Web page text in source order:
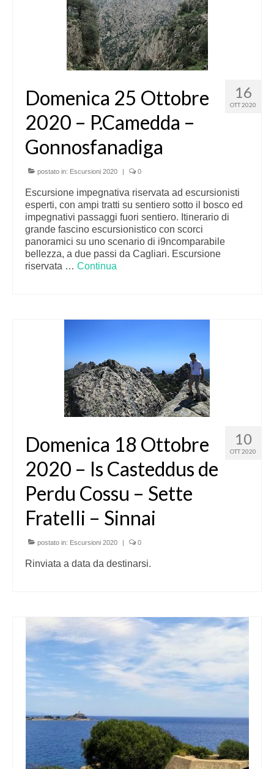
16
OTT 2020
Domenica 25 Ottobre
2020 – P.Camedda –
Gonnosfanadiga
postato in: Escursioni 2020 | 0
Escursione impegnativa riservata ad escursionisti
esperti, con ampi tratti su sentiero sotto il bosco ed
impegnativi passaggi fuori sentiero. Itinerario di
grande fascino escursionistico con scorci
panoramici su uno scenario di i9ncomparabile
bellezza, a due passi da Cagliari. Escursione
riservata … Continua
10
OTT 2020
Domenica 18 Ottobre
2020 – Is Casteddus de
Perdu Cossu – Sette
Fratelli – Sinnai
postato in: Escursioni 2020 | 0
Rinviata a data da destinarsi.